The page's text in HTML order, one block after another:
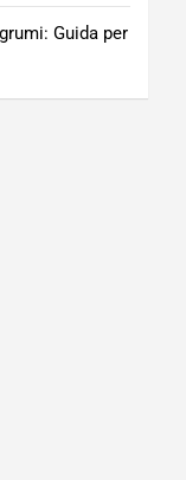
Guida per